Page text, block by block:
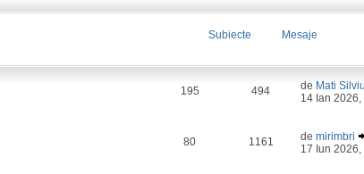
Subiecte
Mesaje
195 494 de Mati
14 Ian 2026,
80 1161 demirimbri
17 Iun 2026,